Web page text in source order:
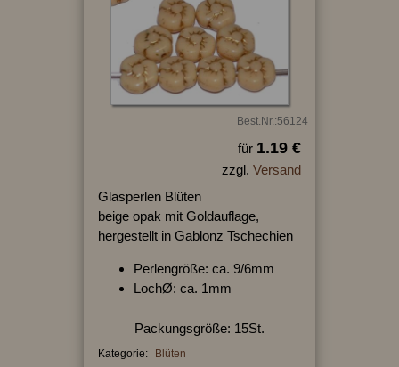
Best.Nr.:56124
für 1.19 €
zzgl. Versand
Glasperlen Blüten
beige opak mit Goldauflage,
hergestellt in Gablonz Tschechien
Perlengröße: ca. 9/6mm
LochØ: ca. 1mm
Packungsgröße: 15St.
Kategorie: Blüten